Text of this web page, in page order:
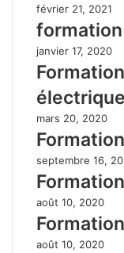
février 21, 2021
janvier 17, 2020
électrique
mars 20, 2020
septembre 16,
août 10, 2020
août 10, 2020